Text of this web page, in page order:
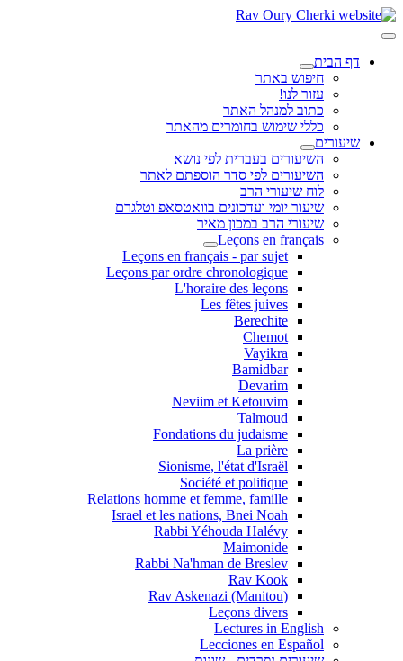
דף הבית
חיפוש באתר
עזור לנו!
כתוב למנהל האתר
כללי שימוש בחומרים מהאתר
שיעורים
השיעורים בעברית לפי נושא
השיעורים לפי סדר הוספתם לאתר
לוח שיעורי הרב
שיעור יומי ועדכונים בוואטסאפ וטלגרם
שיעורי הרב במכון מאיר
Leçons en français
Leçons en français - par sujet
Leçons par ordre chronologique
L'horaire des leçons
Les fêtes juives
Berechite
Chemot
Vayikra
Bamidbar
Devarim
Neviim et Ketouvim
Talmoud
Fondations du judaisme
La prière
Sionisme, l'état d'Israël
Société et politique
Relations homme et femme, famille
Israel et les nations, Bnei Noah
Rabbi Yéhouda Halévy
Maimonide
Rabbi Na'hman de Breslev
Rav Kook
(Rav Askenazi (Manitou
Leçons divers
Lectures in English
Lecciones en Español